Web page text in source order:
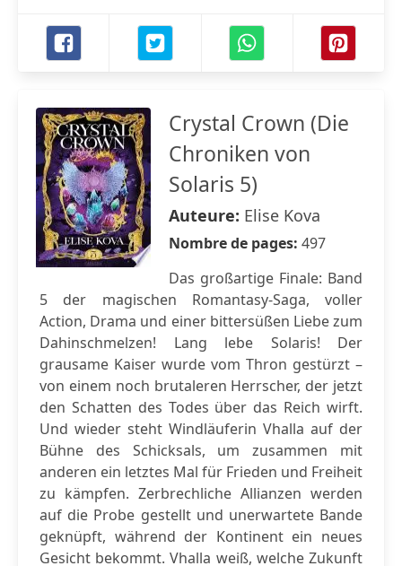
Crystal Crown (Die
Chroniken von
Solaris 5)
Auteure: Elise Kova
Nombre de pages: 497
Das großartige Finale: Band
5 der magischen Romantasy-Saga, voller
Action, Drama und einer bittersüßen Liebe zum
Dahinschmelzen! Lang lebe Solaris! Der
grausame Kaiser wurde vom Thron gestürzt –
von einem noch brutaleren Herrscher, der jetzt
den Schatten des Todes über das Reich wirft.
Und wieder steht Windläuferin Vhalla auf der
Bühne des Schicksals, um zusammen mit
anderen ein letztes Mal für Frieden und Freiheit
zu kämpfen. Zerbrechliche Allianzen werden
auf die Probe gestellt und unerwartete Bande
geknüpft, während der Kontinent ein neues
Gesicht bekommt. Vhalla weiß, welche Zukunft